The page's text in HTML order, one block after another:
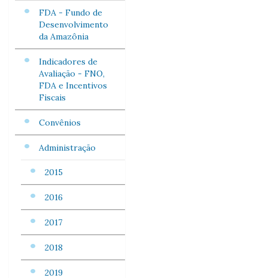
FDA - Fundo de
Desenvolvimento
da Amazônia
Indicadores de
Avaliação - FNO,
FDA e Incentivos
Fiscais
Convênios
Administração
2015
2016
2017
2018
2019